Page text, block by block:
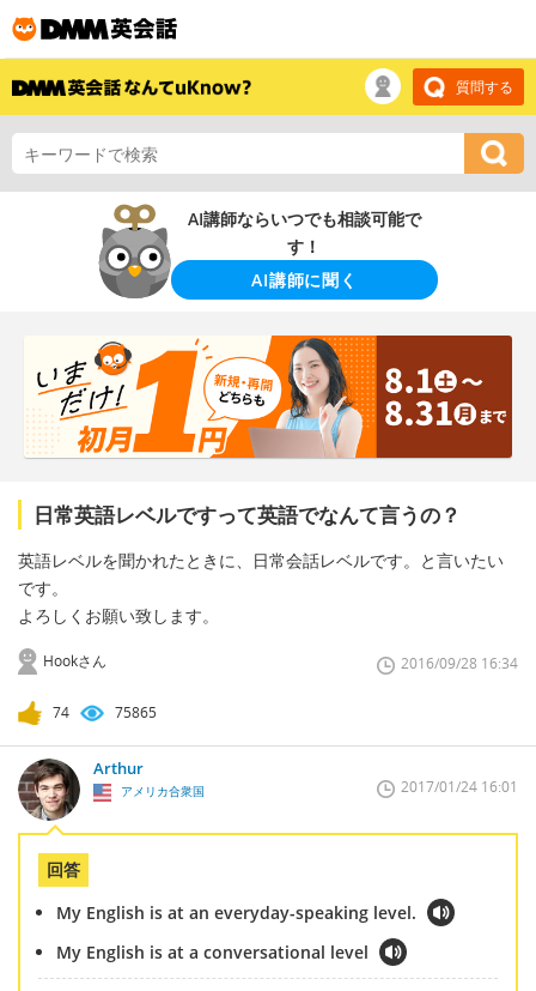
質問する
AI講師ならいつでも相談可能で
す！
AI講師に聞く
日常英語レベルですって英語でなんて言うの？
英語レベルを聞かれたときに、日常会話レベルです。と言いたい
です。
よろしくお願い致します。
Hookさん 2016/09/28 16:34
74 75865
Arthur
アメリカ合衆国 2017/01/24 16:01
回答
My English is at an everyday-speaking level.
My English is at a conversational level